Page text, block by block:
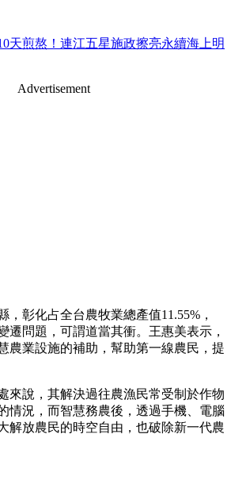
天煎熬！連江五星施政擦亮永續海上明
Advertisement
，彰化占全台農牧業總產值11.55%，
遷問題，可謂道當其衝。王惠美表示，
農業設施的補助，幫助第一線農民，提
來說，其解決過往農漁民常受制於作物
情況，而智慧務農後，透過手機、電腦
解放農民的時空自由，也破除新一代農